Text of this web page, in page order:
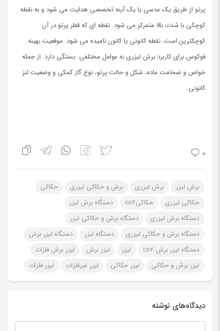
پرتو از طریق یک عدسی یا یک آینه تخصصی هدایت می شود و به نقطه
کوچکی با شدت بالا متمرکز می شود. نقطه ای که قطر پرتو در آن
کوچکترین است، نقطه کانونی یا کانون نامیده می شود. موقعیت بهینه
فوکوس برای کاربرد برش لیزری به عوامل مختلفی بستگی دارد. از جمله
خواص و ضخامت ماده، شکل و حالت پرتو، نوع گاز کمکی و وضعیت لنز
کانونی.
0
برش لیزر برش لیزری برش و حکاکی لیزری
حکاکی
حکاکی لیزری
حکاکیco2
دستگاه برش لیزر
دستگاه برش لیزری
دستگاه برش و حکاکی لیزر
دستگاه برش و حکاکی لیزری
دستگاه لیزر
دستگاه لیزر برش
دستگاه لیزر برش co2
لیزر لیزر برش
لیزر برش فلزات
لیزر برش و حکاکی
لیزر حکاکی لیزر غیرفلزات لیزر فلزات
دیدگاه‌های نوشته